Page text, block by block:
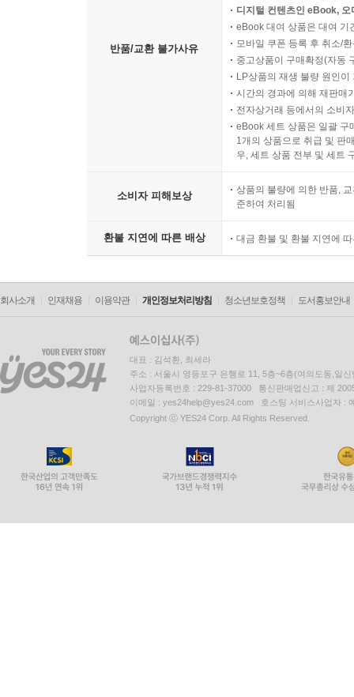
반품/교환 불가사유
디지털 컨텐츠인 eBook,
eBook 대여 상품은 대여 기
모바일 쿠폰 등록 후 취소/
중고상품이 구매확정(자동
LP상품의 재생 불량 원인
시간의 경과에 의해 재판매
전자상거래 등에서의 소비
eBook 세트 상품은 일괄 구
1개의 상품으로 취급 및 판
우, 세트 상품 전부 및 세트
소비자 피해보상
상품의 불량에 의한 반품,
준하여 처리됨
환불 지연에 따른 배상 대금 환불 및 환불 지연에
회사소개 인재채용 이용약관 개인정보처리방침 청소년보호정책 도서홍보안내
대표 : 김석환, 최세라
주소 : 서울시 영등포구 은행로 11, 5층~6층(여의도동,일신
사업자등록번호 : 229-81-37000 통신판매업신고 : 제
이메일 : yes24help@yes24.com 호스팅 서비스사업자 :
Copyright ⓒ YES24 Corp. All Rights Reserved.